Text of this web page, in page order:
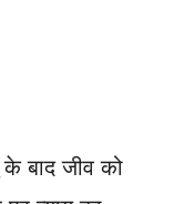
बाद जीव को